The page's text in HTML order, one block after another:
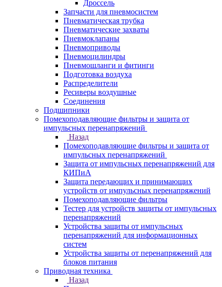
Дроссель
Запчасти для пневмосистем
Пневматическая трубка
Пневматические захваты
Пневмоклапаны
Пневмоприводы
Пневмоцилиндры
Пневмошланги и фитинги
Подготовка воздуха
Распределители
Ресиверы воздушные
Соединения
Подшипники
Помехоподавляющие фильтры и защита от
импульсных перенапряжений
Назад
Помехоподавляющие фильтры и защита от
импульсных перенапряжений
Защита от импульсных перенапряжений для
КИПиА
Защита передающих и принимающих
устройств от импульсных перенапряжений
Помехоподавляющие фильтры
Тестер для устройств защиты от импульсных
перенапряжений
Устройства защиты от импульсных
перенапряжений для информационных
систем
Устройства защиты от перенапряжений для
блоков питания
Приводная техника
Назад